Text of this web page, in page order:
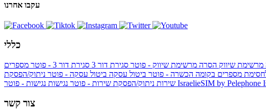
עקבו אחרנו
כללי
שיווק הסרה מרשימת שיווק - פוטר סגירת דור 3 סגירת דור 3 - פוטר
מספרים
מספרים בקומה הכשרה - פוטר ביטול עסקה ביטול עסקה - פוטר ניתוק/הפסקת
שירות ניתוק/הפסקת שירות - פוטר נגישות IsraelieSIM by Pelephone
צור קשר